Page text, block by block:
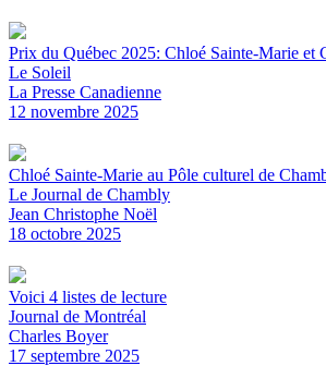
Prix du Québec 2025: Chloé Sainte-Marie et
Le Soleil
La Presse Canadienne
12 novembre 2025
Chloé Sainte-Marie au Pôle culturel de
Le Journal de Chambly
Jean Christophe Noël
18 octobre 2025
Voici 4 listes de lecture
Journal de Montréal
Charles Boyer
17 septembre 2025